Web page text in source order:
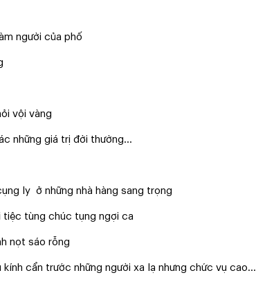
người của phố
vội vàng
những giá trị đời thường…
ly ở những nhà hàng sang trọng
tiệc tùng chúc tụng ngợi ca
nọt sáo rỗng
kính cẩn trước những người xa lạ nhưng chức vụ cao…